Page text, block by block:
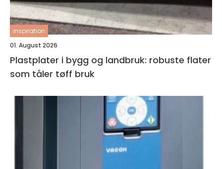
inspiration
01. August 2026
Plastplater i bygg og landbruk: robuste flater
som tåler tøff bruk